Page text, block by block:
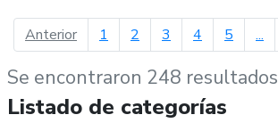
Anteriorpágina anterior
1 2 3 4 5 ...
Se encontraron 248 resultados
Listado de categorías